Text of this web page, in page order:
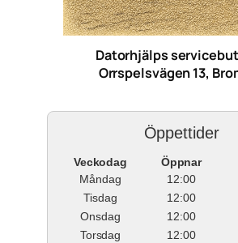
Datorhjälps
Orrspelsvägen 13,
Öppettider
Veckodag Öppnar
Måndag
12:00
Tisdag
12:00
Onsdag
12:00
Torsdag
12:00